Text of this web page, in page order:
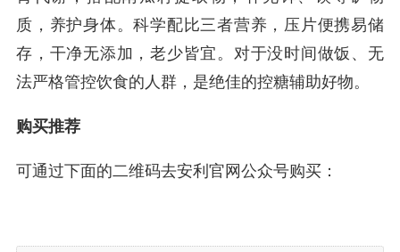
质，养护身体。科学配比三者营养，压片便携易储
存，干净无添加，老少皆宜。对于没时间做饭、无
法严格管控饮食的人群，是绝佳的控糖辅助好物。
购买推荐
可通过下面的二维码去安利官网公众号购买：